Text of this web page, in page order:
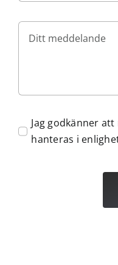
Jag godkänner
hanteras i